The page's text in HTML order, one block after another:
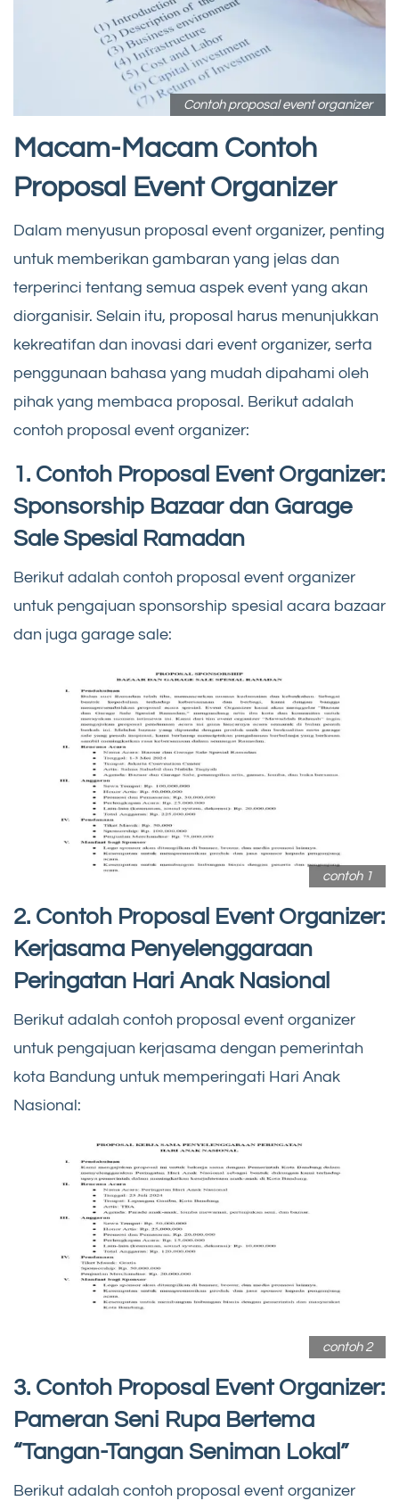
Contoh proposal event organizer
Macam-Macam Contoh
Proposal Event Organizer
Dalam menyusun proposal event organizer, penting
untuk memberikan gambaran yang jelas dan
terperinci tentang semua aspek event yang akan
diorganisir. Selain itu, proposal harus menunjukkan
kekreatifan dan inovasi dari event organizer, serta
penggunaan bahasa yang mudah dipahami oleh
pihak yang membaca proposal. Berikut adalah
contoh proposal event organizer:
1. Contoh Proposal Event Organizer:
Sponsorship Bazaar dan Garage
Sale Spesial Ramadan
Berikut adalah contoh proposal event organizer
untuk pengajuan sponsorship spesial acara bazaar
dan juga garage sale:
contoh 1
2. Contoh Proposal Event Organizer:
Kerjasama Penyelenggaraan
Peringatan Hari Anak Nasional
Berikut adalah contoh proposal event organizer
untuk pengajuan kerjasama dengan pemerintah
kota Bandung untuk memperingati Hari Anak
Nasional:
contoh 2
3. Contoh Proposal Event Organizer:
Pameran Seni Rupa Bertema
“Tangan-Tangan Seniman Lokal”
Berikut adalah contoh proposal event organizer